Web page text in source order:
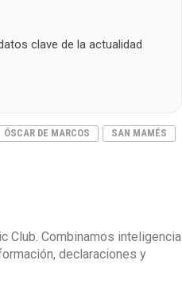
clave de la actualidad
ÓSCAR DE MARCOS SAN MAMÉS
Club. Combinamos inteligencia
declaraciones y